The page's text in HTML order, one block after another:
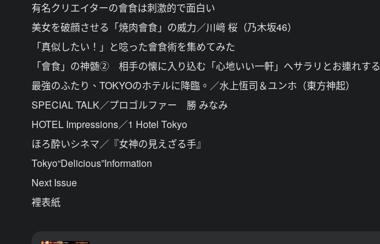
有名クリエイターの會食は刺激的で面白い
美女を破顔させる「焼肉會食」の威力／川﨑 桜（乃木坂46）
「真似したい！」と唸った會食術を集めてみた
「會食」の神髄② 相手の懐に入り込む「心地いい一軒」へサラリとお連れする
最強のふたり、TOKYOのホテルに降臨。／水上恆司＆ユンホ（東方神起）
SPECIAL TALK／プロゴルファー 勝 みなみ
HOTEL Impressions／1 Hotel Tokyo
ほろ酔いシネマ／『女神の見えざる手』
Tokyo“Delicious”Information
Next Issue
裡表紙